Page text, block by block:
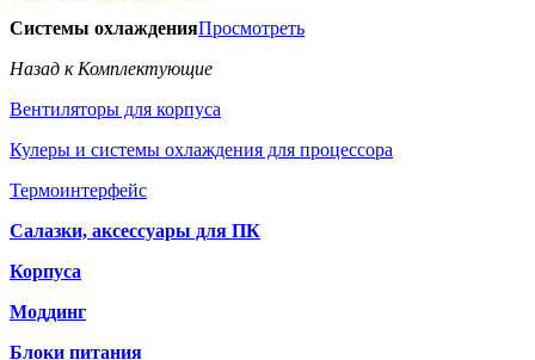
Системы охлажденияПросмотреть
Назад к Комплектующие
Вентиляторы для корпуса
Кулеры и системы охлаждения для процессора
Термоинтерфейс
Салазки, аксессуары для ПК
Корпуса
Моддинг
Блоки питания